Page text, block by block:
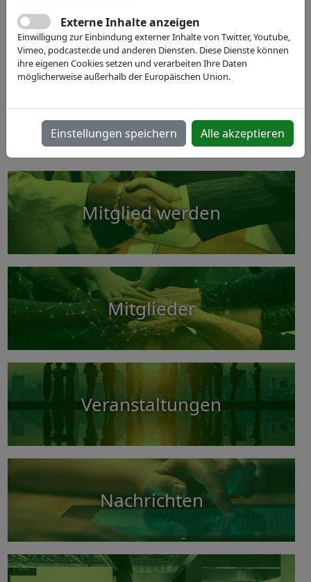
Europäische Leitmesse für autonome Technologien
& Robotik. ⚙️ 🤖
Werden Sie Teil der XPONENTIAL Europe 2027
Geschäftsfelder!
Mitglied werden
Mitglieder
Veranstaltungen
Nachrichten
Externe Inhalte anzeigen
Einwilligung zur Einbindung externer Inhalte von Twitter, Youtube,
Vimeo, podcaster.de und anderen Diensten. Diese Dienste können
ihre eigenen Cookies setzen und verarbeiten Ihre Daten
möglicherweise außerhalb der Europäischen Union.
Einstellungen speichern Alle akzeptieren